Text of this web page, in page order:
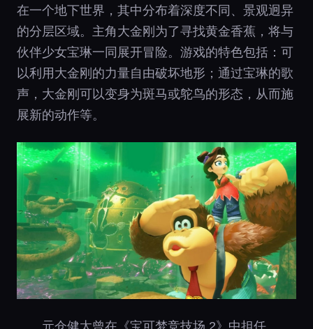
在一个地下世界，其中分布着深度不同、景观迥异
的分层区域。主角大金刚为了寻找黄金香蕉，将与
伙伴少女宝琳一同展开冒险。游戏的特色包括：可
以利用大金刚的力量自由破坏地形；通过宝琳的歌
声，大金刚可以变身为斑马或鸵鸟的形态，从而施
展新的动作等。
元仓健太曾在《宝可梦竞技场 2》中担任